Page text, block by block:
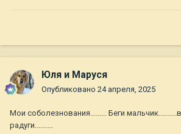
Юля и Маруся
Опубликовано 24 апреля, 2025
Мои соболезнования......... Беги
радуги..........